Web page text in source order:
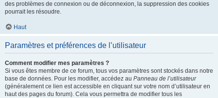
des problèmes de connexion ou de déconnexion, la suppression des cookies
pourrait les résoudre.
Haut
Paramètres et préférences de l’utilisateur
Comment modifier mes paramètres ?
Si vous êtes membre de ce forum, tous vos paramètres sont stockés dans notre
base de données. Pour les modifier, accédez au Panneau de l’utilisateur
(généralement ce lien est accessible en cliquant sur votre nom d’utilisateur en
haut des pages du forum). Cela vous permettra de modifier tous les